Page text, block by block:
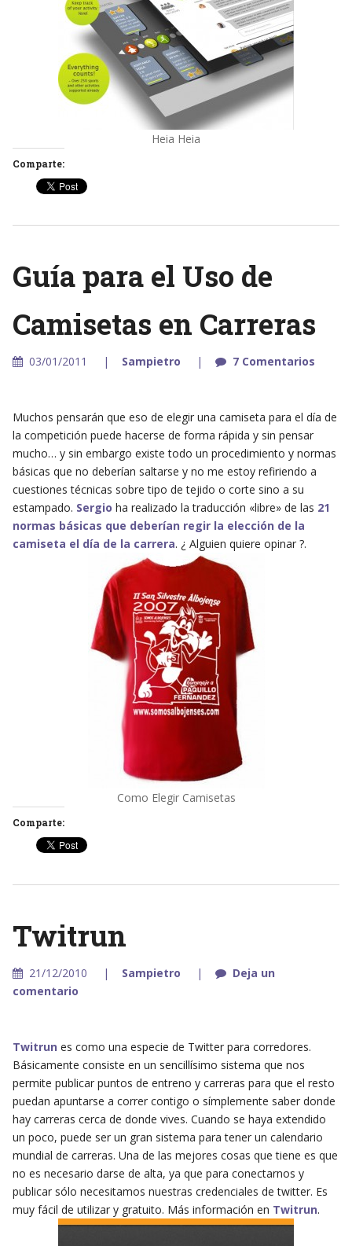
Heia Heia
Comparte:
Guía para el Uso de
Camisetas en Carreras
03/01/2011 Sampietro 7 Comentarios
Muchos pensarán que eso de elegir una camiseta para el día de
la competición puede hacerse de forma rápida y sin pensar
mucho… y sin embargo existe todo un procedimiento y normas
básicas que no deberían saltarse y no me estoy refiriendo a
cuestiones técnicas sobre tipo de tejido o corte sino a su
estampado. Sergio ha realizado la traducción «libre» de las 21
normas básicas que deberían regir la elección de la
camiseta el día de la carrera. ¿ Alguien quiere opinar ?.
Como Elegir Camisetas
Comparte:
Twitrun
21/12/2010 Sampietro
Deja un
comentario
Twitrun es como una especie de Twitter para corredores.
Básicamente consiste en un sencillísimo sistema que nos
permite publicar puntos de entreno y carreras para que el resto
puedan apuntarse a correr contigo o símplemente saber donde
hay carreras cerca de donde vives. Cuando se haya extendido
un poco, puede ser un gran sistema para tener un calendario
mundial de carreras. Una de las mejores cosas que tiene es que
no es necesario darse de alta, ya que para conectarnos y
publicar sólo necesitamos nuestras credenciales de twitter. Es
muy fácil de utilizar y gratuito. Más información en Twitrun.